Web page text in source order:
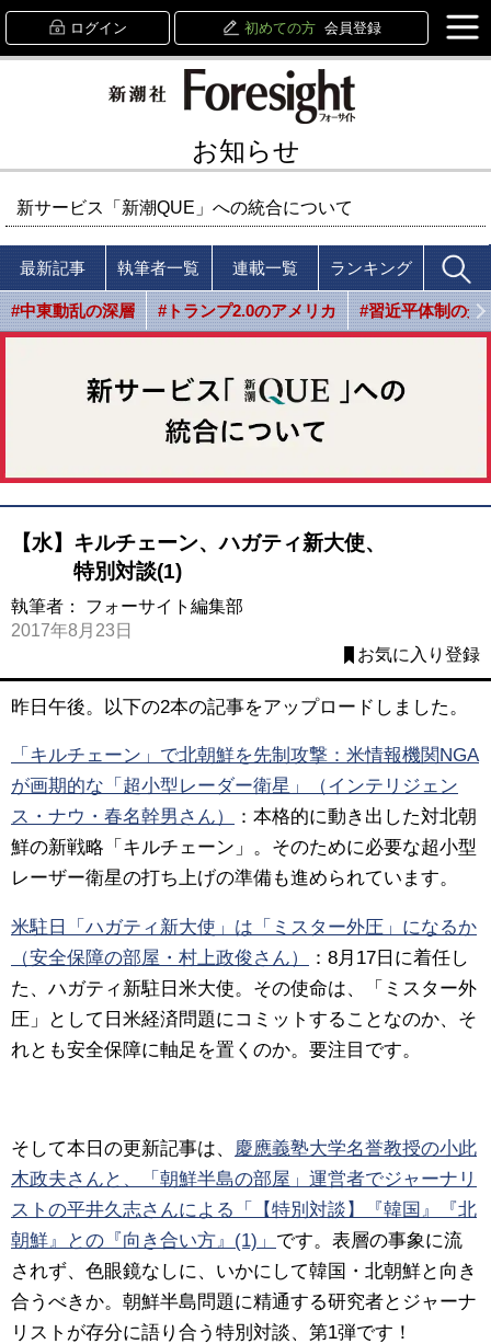
ログイン 初めての方 会員登録
お知らせ
新サービス「新潮QUE」への統合について
最新記事 執筆者一覧 連載一覧 ランキング
#中東動乱の深層 #トランプ2.0のアメリカ #習近平体制の光
【水】キルチェーン、ハガティ新大使、
特別対談(1)
執筆者： フォーサイト編集部
2017年8月23日
お気に入り登録
昨日午後。以下の2本の記事をアップロードしました。
「キルチェーン」で北朝鮮を先制攻撃：米情報機関NGA
が画期的な「超小型レーダー衛星」（インテリジェン
ス・ナウ・春名幹男さん）
：本格的に動き出した対北朝
鮮の新戦略「キルチェーン」。そのために必要な超小型
レーザー衛星の打ち上げの準備も進められています。
米駐日「ハガティ新大使」は「ミスター外圧」になるか
（安全保障の部屋・村上政俊さん）
：8月17日に着任し
た、ハガティ新駐日米大使。その使命は、「ミスター外
圧」として日米経済問題にコミットすることなのか、そ
れとも安全保障に軸足を置くのか。要注目です。
そして本日の更新記事は、
慶應義塾大学名誉教授の小此
木政夫さんと、「朝鮮半島の部屋」運営者でジャーナリ
ストの平井久志さんによる「【特別対談】『韓国』『北
朝鮮』との『向き合い方』(1)」 です。表層の事象に流
されず、色眼鏡なしに、いかにして韓国・北朝鮮と向き
合うべきか。朝鮮半島問題に精通する研究者とジャーナ
リストが存分に語り合う特別対談、第1弾です！